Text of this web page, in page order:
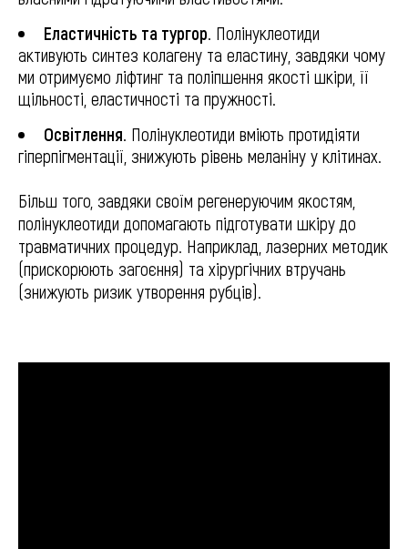
Еластичність та тургор. Полінуклеотиди
активують синтез колагену та еластину, завдяки чому
ми отримуємо ліфтинг та поліпшення якості шкіри, її
щільності, еластичності та пружності.
Освітлення. Полінуклеотиди вміють протидіяти
гіперпігментації, знижують рівень меланіну у клітинах.
Більш того, завдяки своїм регенеруючим якостям,
полінуклеотиди допомагають підготувати шкіру до
травматичних процедур. Наприклад, лазерних методик
(прискорюють загоєння) та хірургічних втручань
(знижують ризик утворення рубців).